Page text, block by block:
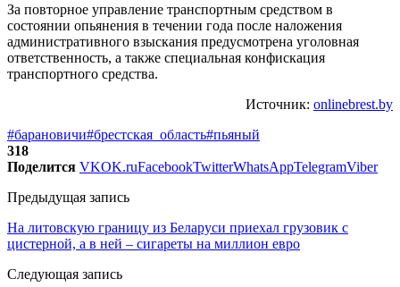
За повторное управление транспортным средством в
состоянии опьянения в течении года после наложения
административного взыскания предусмотрена уголовная
ответственность, а также специальная конфискация
транспортного средства.
Источник: onlinebrest.by
#барановичи#брестская_область#пьяный
318
Поделится VKOK.ruFacebookTwitterWhatsAppTelegramViber
Предыдущая запись
На литовскую границу из Беларуси приехал грузовик с
цистерной, а в ней – сигареты на миллион евро
Следующая запись